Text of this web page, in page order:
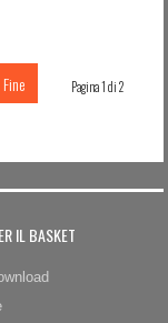
Fine Pagina 1 di 2
IL BASKET